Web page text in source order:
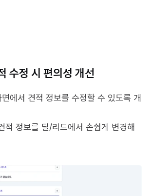
수정 시 편의성 개선
면에서 견적 정보를 수정할 수 있도록 개
적 정보를 딜/리드에서 손쉽게 변경해